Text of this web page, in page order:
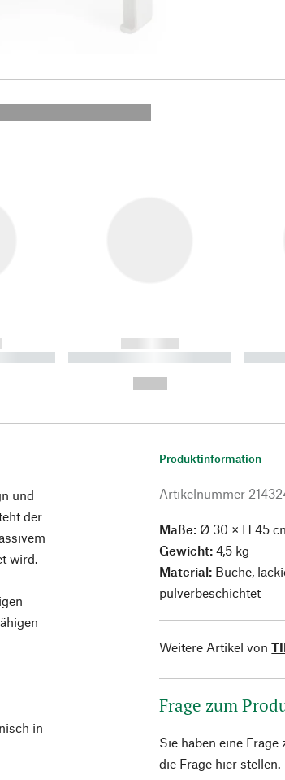
----------
------------
----------- ----------- ----------
und
der
wird.
in
Produktinformation
Artikelnummer
Maße: Ø 30 × H 45
Gewicht: 4,5 kg
Material: Buche,
pulverbeschichtet
Weitere Artikel von
Frage zum
Sie haben eine
die Frage hier